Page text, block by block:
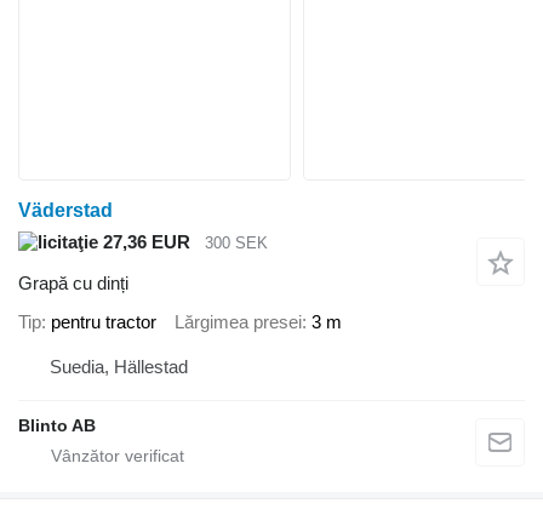
Väderstad
27,36 EUR
300 SEK
Grapă cu dinți
Tip pentru tractor Lărgimea presei 3 m
Suedia, Hällestad
Blinto AB